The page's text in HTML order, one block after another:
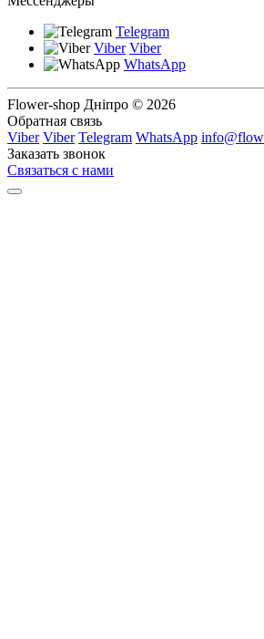
Telegram
Viber Viber
WhatsApp
Flower-shop Дніпро © 2026
Обратная связь
Viber Viber Telegram WhatsApp
Заказать звонок
Связаться с нами